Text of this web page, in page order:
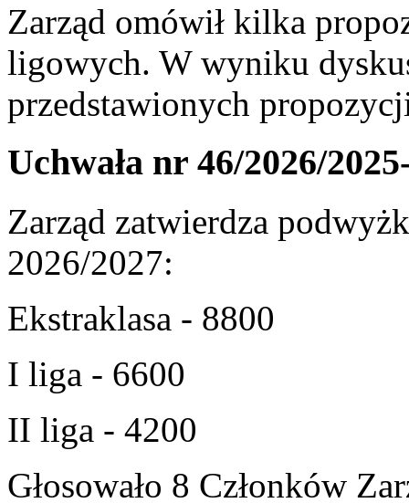
Zarząd omówił kilka
ligowych. W wyniku
przedstawionych
Uchwała nr 46/2026/
Zarząd zatwierdza
2026/2027:
Ekstraklasa - 8800
I liga - 6600
II liga - 4200
Głosowało 8 Członków